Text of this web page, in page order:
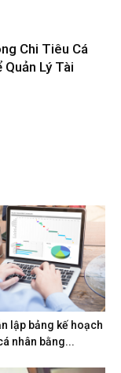
Chi Tiêu Cá
Quản Lý Tài
lập bảng kế hoạch
nhân bằng...